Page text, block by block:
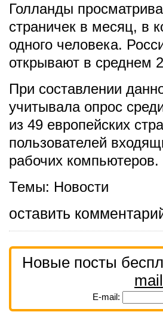
Голланды
страничек в месяц, в
одного человека.
открывают в среднем
При составлении
учитывала опрос
из 49 европейских
пользователей
рабочих компьютеров.
Темы: Новости
оставить
Новые посты
mail
E-mail: